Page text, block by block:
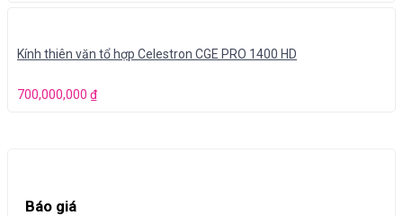
Kính thiên văn tổ hợp Celestron CGE PRO 1400 HD
700,000,000 ₫
Báo giá